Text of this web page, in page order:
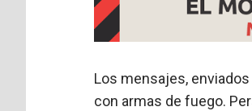
Los mensajes,
con armas de fuego.